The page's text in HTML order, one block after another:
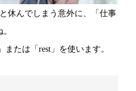
休んでしまう意外に、「仕事
たは「rest」を使います。